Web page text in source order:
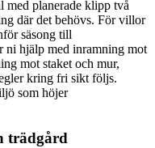
med planerade klipp två
där det behövs. För villor
säsong till
ni hjälp med inramning mot
mot staket och mur,
kring fri sikt följs.
som höjer
trädgård